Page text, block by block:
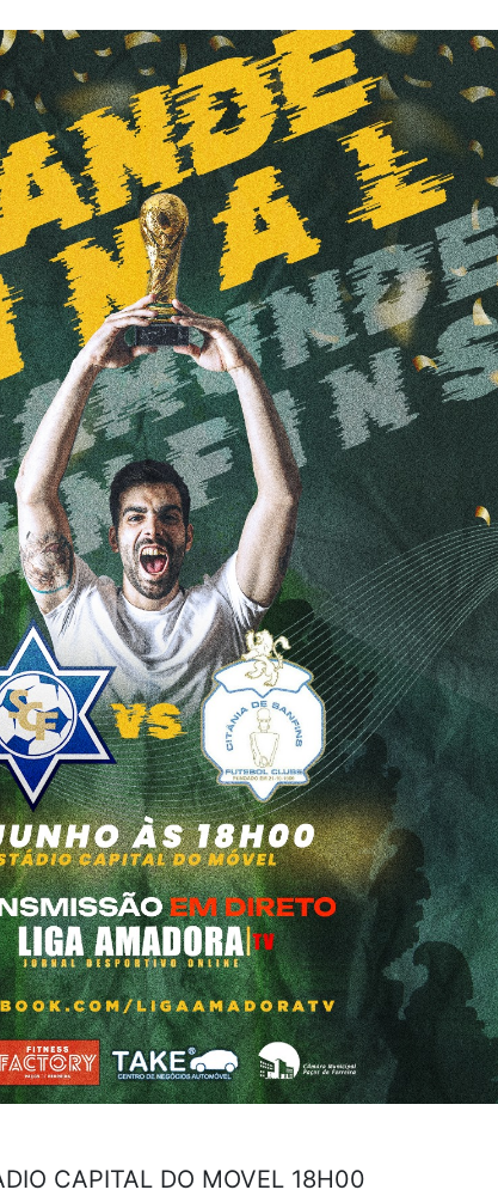
CAPITAL DO MOVEL 18H00